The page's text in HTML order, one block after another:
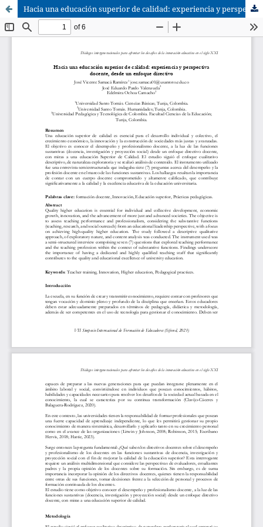
Hacia una educación superior de calidad: experiencia y perspectiva docente, desde un enfoque directivo